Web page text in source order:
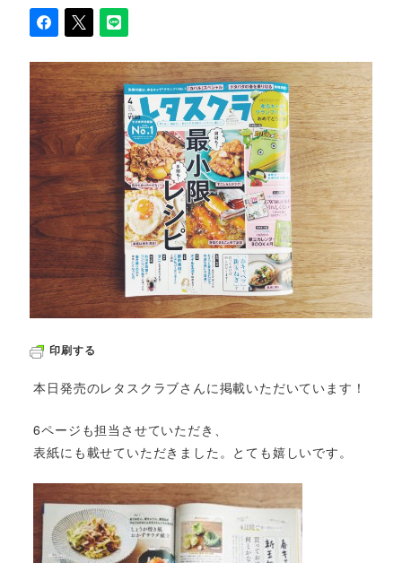
印刷する
本日発売のレタスクラブさんに掲載いただいています！
6ページも担当させていただき、
表紙にも載せていただきました。とても嬉しいです。